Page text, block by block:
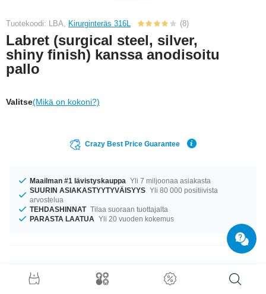
Tuotekoodi: LBA, Kirurginteräs 316L (8)
Labret (surgical steel, silver,
shiny finish) kanssa anodisoitu
pallo
Valitse(Mikä on kokoni?)
Crazy Best Price Guarantee
Maailman #1 lävistyskauppa Yli 7 miljoonaa asiakasta
SUURIN ASIAKASTYYTYVÄISYYS Yli 80 000 positiivista
arvostelua
TEHDASHINNAT Tilaa suoraan tuottajalta
PARASTA LAATUA Yli 20 vuoden kokemus
Tuotetiedot